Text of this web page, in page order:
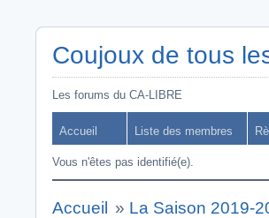
Coujoux de tous
Les forums du CA-LIBRE
Accueil Liste des membres
Vous n'êtes pas identifié(e).
Accueil » La Saison 2019-